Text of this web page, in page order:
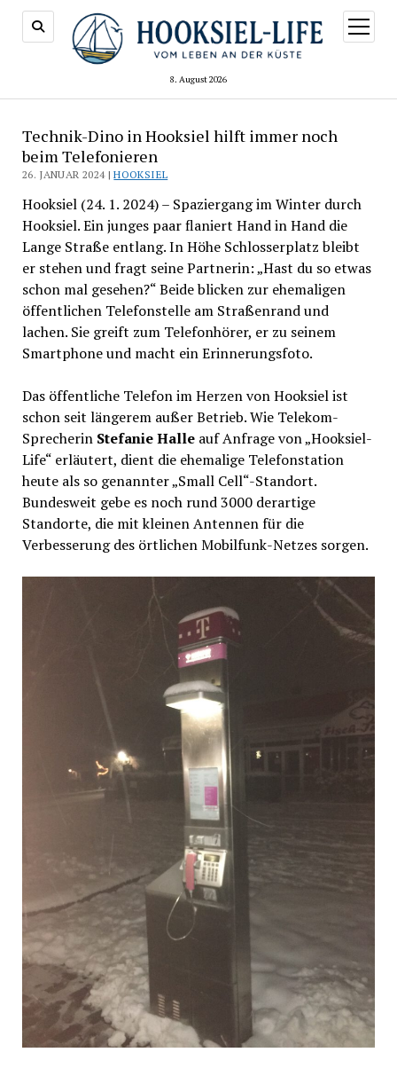
8. August 2026
Menü
öffnen
Technik-Dino in Hooksiel hilft immer noch
beim Telefonieren
26. JANUAR 2024 |HOOKSIEL
Hooksiel (24. 1. 2024) – Spaziergang im Winter durch
Hooksiel. Ein junges paar flaniert Hand in Hand die
Lange Straße entlang. In Höhe Schlosserplatz bleibt
er stehen und fragt seine Partnerin: „Hast du so etwas
schon mal gesehen?“ Beide blicken zur ehemaligen
öffentlichen Telefonstelle am Straßenrand und
lachen. Sie greift zum Telefonhörer, er zu seinem
Smartphone und macht ein Erinnerungsfoto.
Das öffentliche Telefon im Herzen von Hooksiel ist
schon seit längerem außer Betrieb. Wie Telekom-
Sprecherin Stefanie Halle auf Anfrage von „Hooksiel-
Life“ erläutert, dient die ehemalige Telefonstation
heute als so genannter „Small Cell“-Standort.
Bundesweit gebe es noch rund 3000 derartige
Standorte, die mit kleinen Antennen für die
Verbesserung des örtlichen Mobilfunk-Netzes sorgen.